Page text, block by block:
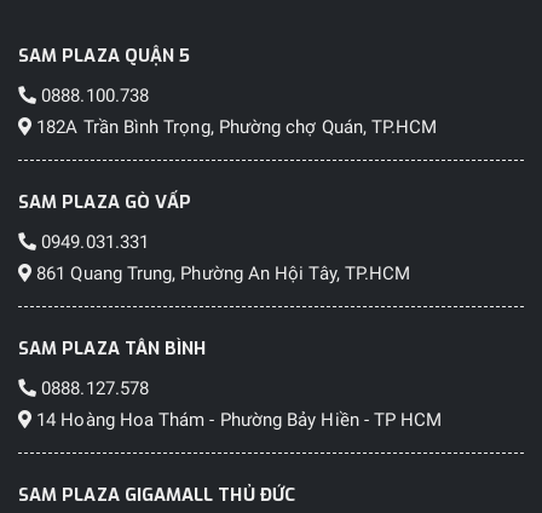
SAM PLAZA QUẬN 5
0888.100.738
182A Trần Bình Trọng, Phường chợ Quán, TP.HCM
SAM PLAZA GÒ VẤP
0949.031.331
861 Quang Trung, Phường An Hội Tây, TP.HCM
SAM PLAZA TÂN BÌNH
0888.127.578
14 Hoàng Hoa Thám - Phường Bảy Hiền - TP HCM
SAM PLAZA GIGAMALL THỦ ĐỨC